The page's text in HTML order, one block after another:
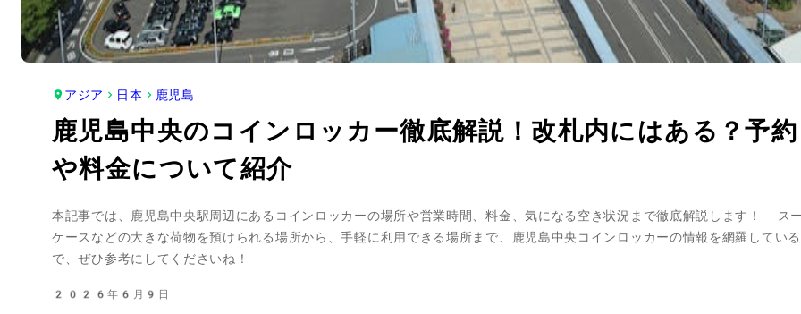
アジア 日本 鹿児島
鹿児島中央のコインロッカー徹底解説！改札内にはある？予約
や料金について紹介
本記事では、鹿児島中央駅周辺にあるコインロッカーの場所や営業時間、料金、気になる空き状況まで徹底解説します！ ス
ケースなどの大きな荷物を預けられる場所から、手軽に利用できる場所まで、鹿児島中央コインロッカーの情報を網羅してい
で、ぜひ参考にしてくださいね！
2026年6月9日